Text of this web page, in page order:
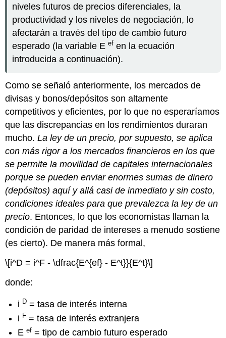
niveles futuros de precios diferenciales, la
productividad y los niveles de negociación, lo
afectarán a través del tipo de cambio futuro
esperado (la variable Eef en la ecuación
introducida a continuación).
Como se señaló anteriormente, los mercados de
divisas y bonos/depósitos son altamente
competitivos y eficientes, por lo que no esperaríamos
que las discrepancias en los rendimientos duraran
mucho.La ley de un precio, por supuesto, se aplica
con más rigor a los mercados financieros en los que
se permite la movilidad de capitales internacionales
porque se pueden enviar enormes sumas de dinero
(depósitos) aquí y allá casi de inmediato y sin costo,
condiciones ideales para que prevalezca la ley de un
precio. Entonces, lo que los economistas llaman la
condición de paridad de intereses a menudo sostiene
(es cierto). De manera más formal,
\[i^D = i^F - \dfrac{E^{ef} - E^t}}{E^t}\]
donde:
i D = tasa de interés interna
i F = tasa de interés extranjera
Eef = tipo de cambio futuro esperado